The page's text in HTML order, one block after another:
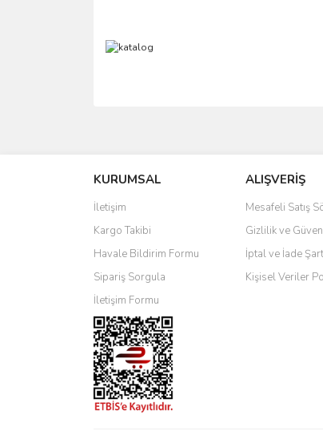
Ürün resmi kalitesiz, bozuk veya
Ürün açıklamasında eksik bilgiler
Ürün bilgilerinde hatalar bulunuyor.
Ürün fiyatı diğer sitelerden daha pahalı.
Bu ürüne benzer farklı alternatifler olmalı.
KURUMSAL
İletişim
Kargo Takibi
Havale Bildirim Formu
Sipariş Sorgula
İletişim Formu
ALIŞVERİŞ
Mesafeli Satış
Gizlilik ve
İptal ve İade
Kişisel Veriler